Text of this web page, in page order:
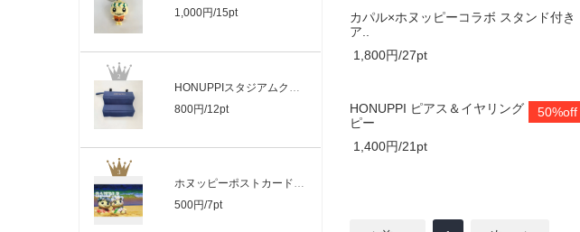
1,000円/15pt
800円/12pt
500円/7pt
カパル×ホヌッピーコラボ スタンド付き
ア..
1,800円/27pt
50%off
HONUPPI ピアス＆イヤリング B：ホヌッ
ピー
1,400円/21pt